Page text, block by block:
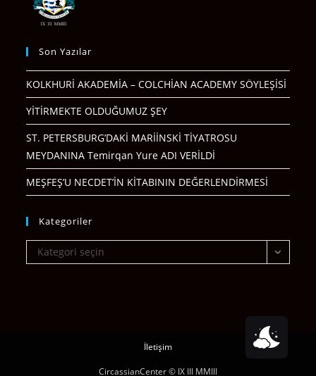
Son Yazılar
KOLKHURİ AKADEMİA – COLCHİAN ACADEMY SÖYLEŞİSİ
YİTİRMEKTE OLDUĞUMUZ ŞEY
ST. PETERSBURG’DAKİ MARİİNSKİ TİYATROSU
MEYDANINA Temirqan Yure ADI VERİLDİ
MEŞFEŞ’U NECDET’İN KİTABININ DEĞERLENDİRMESİ
Kategoriler
Kategoriler
Kategori seçin
İletişim
CircassianCenter © IX III MMIII